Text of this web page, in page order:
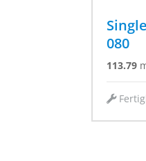
080
113.79